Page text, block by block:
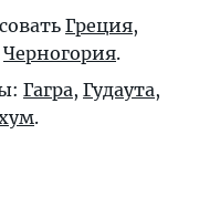
Греция,
Черногория.
Гагра, Гудаута,
.